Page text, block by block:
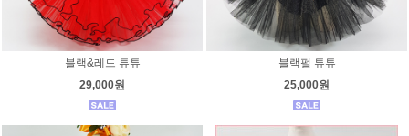
블랙&레드 튜튜
29,000원
블랙펄 튜튜
25,000원